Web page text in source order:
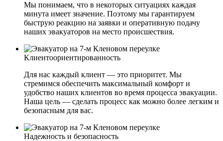
Мы понимаем, что в некоторых ситуациях каждая
минута имеет значение. Поэтому мы гарантируем
быструю реакцию на заявки и оперативную подачу
наших эвакуаторов на место происшествия.
Клиентоориентированность
Для нас каждый клиент — это приоритет. Мы
стремимся обеспечить максимальный комфорт и
удобство наших клиентов во время процесса эвакуации.
Наша цель — сделать процесс как можно более легким и
безопасным для вас.
Надежность и безопасность